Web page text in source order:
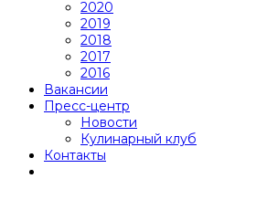
2020
2019
2018
2017
2016
Вакансии
Пресс-центр
Новости
Кулинарный клуб
Контакты